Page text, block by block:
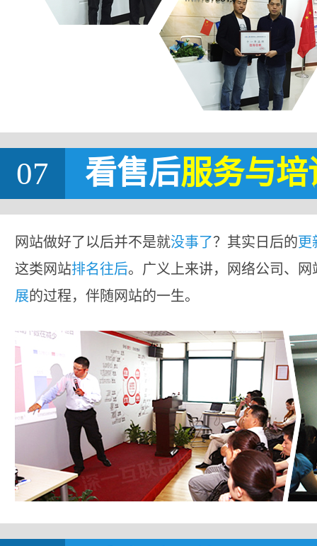
07 看售后服务与培
网站做好了以后并不是就没事了？其实日后的更
这类网站排名往后。广义上来讲，网络公司、
展的过程，伴随网站的一生。